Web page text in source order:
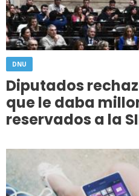
DNU
Diputados
que le daba
reservados a la